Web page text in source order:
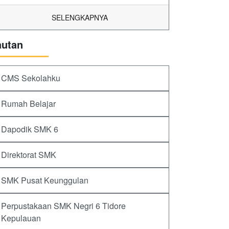
SELENGKAPNYA
CMS Sekolahku
Rumah Belajar
Dapodik SMK 6
Direktorat SMK
SMK Pusat Keunggulan
Perpustakaan SMK Negri 6 Tidore
Kepulauan